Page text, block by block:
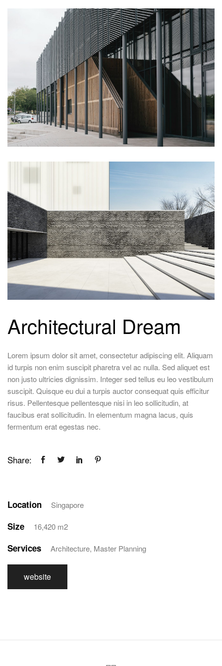
Architectural Dream
Lorem ipsum dolor sit amet, consectetur adipiscing elit. Aliquam
id turpis non enim suscipit pharetra vel ac nulla. Sed aliquet est
non justo ultricies dignissim. Integer sed tellus eu leo vestibulum
suscipit. Quisque eu dui a turpis auctor consequat quis efficitur
risus. Pellentesque pellentesque nisi in leo sollicitudin, at
faucibus erat sollicitudin. In elementum magna lacus, quis
fermentum erat egestas nec.
Share:
Location Singapore
Size 16,420 m2
Services Architecture, Master Planning
website